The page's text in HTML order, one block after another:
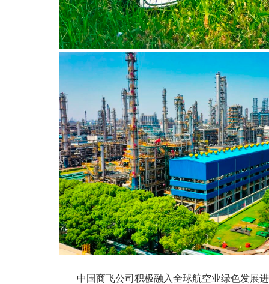
中国商飞公司积极融入全球航空业绿色发展